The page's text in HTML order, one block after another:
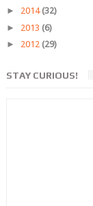
► 2014 (32)
► 2013 (6)
► 2012 (29)
STAY CURIOUS!